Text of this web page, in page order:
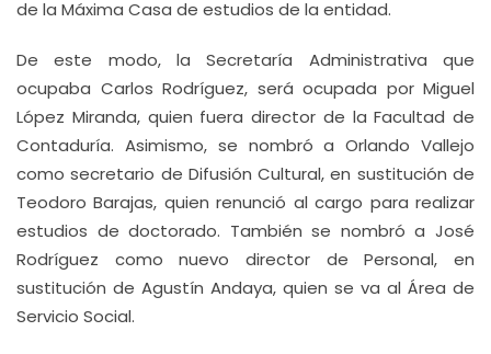
de la Máxima Casa de estudios de la entidad.
De este modo, la Secretaría Administrativa que
ocupaba Carlos Rodríguez, será ocupada por Miguel
López Miranda, quien fuera director de la Facultad de
Contaduría. Asimismo, se nombró a Orlando Vallejo
como secretario de Difusión Cultural, en sustitución de
Teodoro Barajas, quien renunció al cargo para realizar
estudios de doctorado. También se nombró a José
Rodríguez como nuevo director de Personal, en
sustitución de Agustín Andaya, quien se va al Área de
Servicio Social.